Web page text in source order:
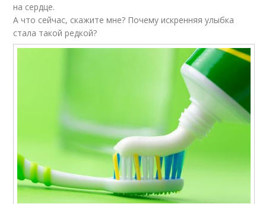
на сердце.
А что сейчас, скажите мне? Почему искренняя улыбка
стала такой редкой?